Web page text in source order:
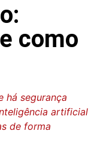
como
há segurança
artificial
de forma